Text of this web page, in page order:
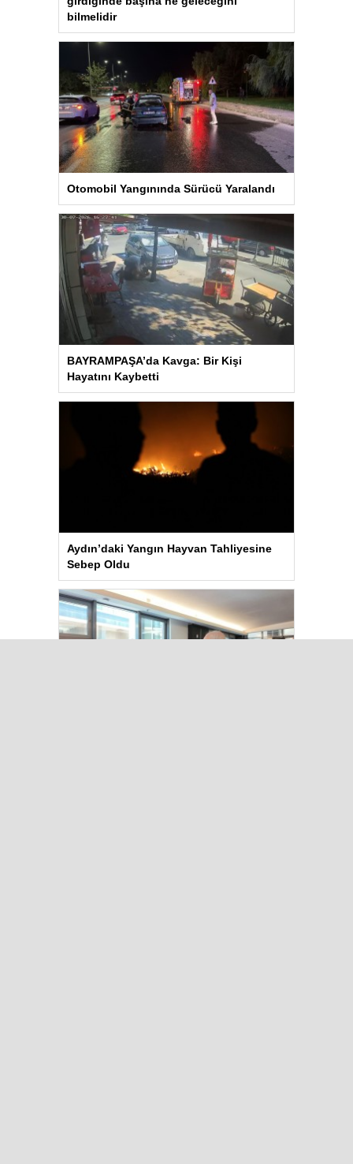
bilmelidir
Otomobil Yangınında Sürücü Yaralandı
BAYRAMPAŞA’da Kavga: Bir Kişi
Hayatını Kaybetti
Aydın’daki Yangın Hayvan Tahliyesine
Sebep Oldu